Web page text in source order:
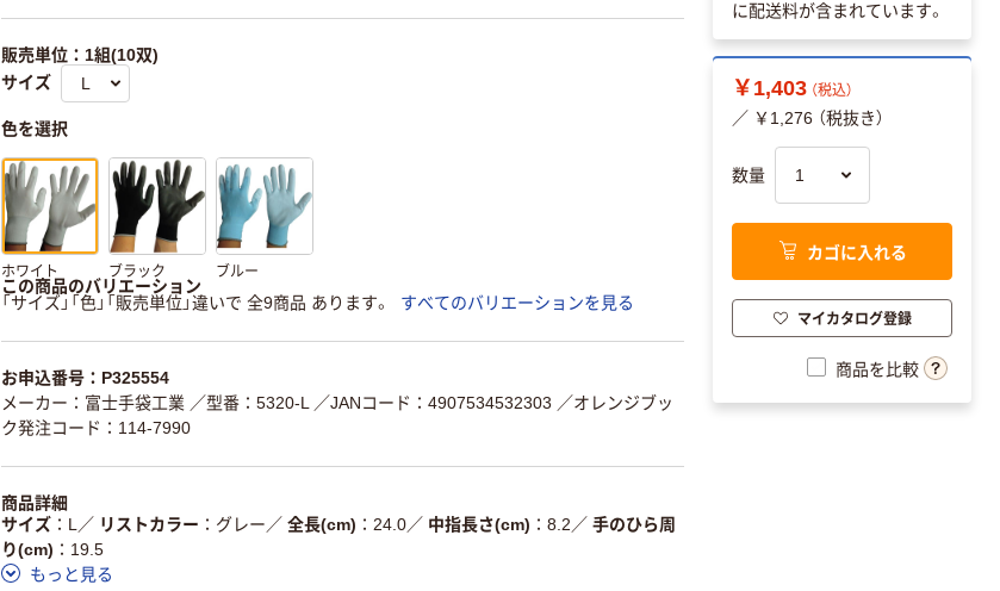
販売単位：1組(10双)
サイズ
色を選択
ホワイト ブラック ブルー
この商品のバリエーション
「サイズ」「色」「販売単位」違いで 全9商品 あります。
すべてのバリエーションを見る
お申込番号：P325554
メーカー：富士手袋工業 ／型番：5320-L ／JANコード：4907534532303 ／オレンジブッ
ク発注コード：114-7990
商品詳細
サイズ
L ／ リストカラー グレー ／ 全長(cm) 24.0／ 中指長さ(cm) 8.2 ／ 手のひら周
り(cm)
19.5
もっと見る
に配送料が含まれています。
￥1,403 （税込）
／ ￥1,276 （税抜き）
数量
カゴに入れる
マイカタログ登録
商品を比較